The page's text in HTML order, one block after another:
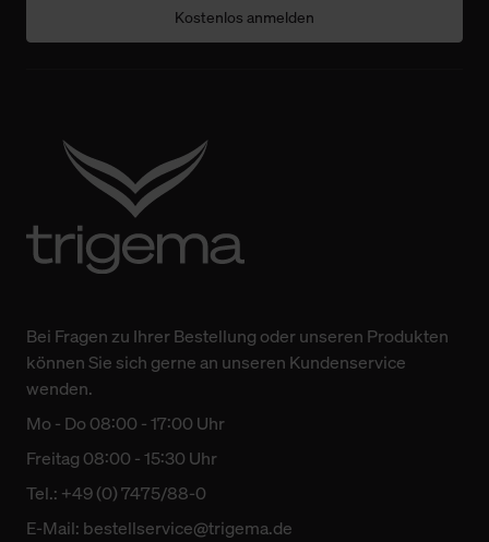
Kostenlos anmelden
Bei Fragen zu Ihrer Bestellung oder unseren Produkten
können Sie sich gerne an unseren Kundenservice
wenden.
Mo - Do 08:00 - 17:00 Uhr
Freitag 08:00 - 15:30 Uhr
Tel.: +49 (0) 7475/88-0
E-Mail: bestellservice@trigema.de